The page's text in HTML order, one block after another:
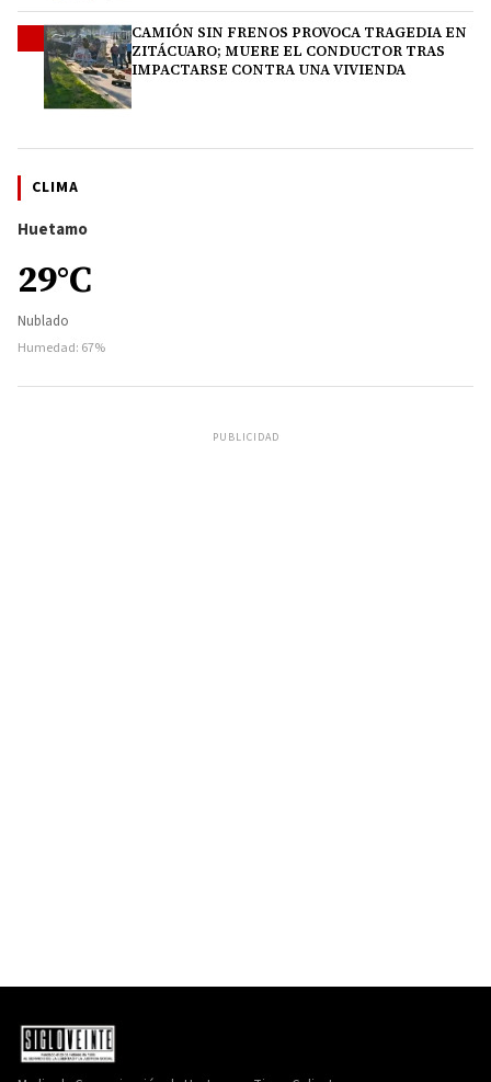
CAMIÓN SIN FRENOS PROVOCA TRAGEDIA EN
ZITÁCUARO; MUERE EL CONDUCTOR TRAS
IMPACTARSE CONTRA UNA VIVIENDA
CLIMA
Huetamo
29°C
Nublado
Humedad: 67%
PUBLICIDAD